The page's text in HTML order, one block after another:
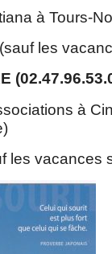
à Tours-
les
à
les vacances